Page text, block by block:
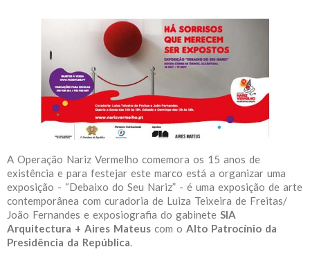
A Operação Nariz Vermelho comemora os 15 anos de
existência e para festejar este marco está a organizar uma
exposição - “Debaixo do Seu Nariz” - é uma exposição de arte
contemporânea com curadoria de Luiza Teixeira de Freitas/
João Fernandes e exposiografia do gabinete SIA
Arquitectura + Aires Mateus com o Alto Patrocínio da
Presidência da República.